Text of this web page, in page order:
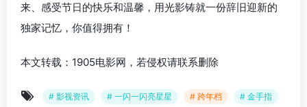
来、感受节日的快乐和温馨，用光影铸就一份辞旧迎新的
独家记忆，你值得拥有！
本文转载：1905电影网，若侵权请联系删除
# 影视资讯 # 一闪一闪亮星星 # 跨年档
# 金手指